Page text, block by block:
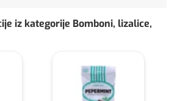
iz kategorije Bomboni, lizalice,